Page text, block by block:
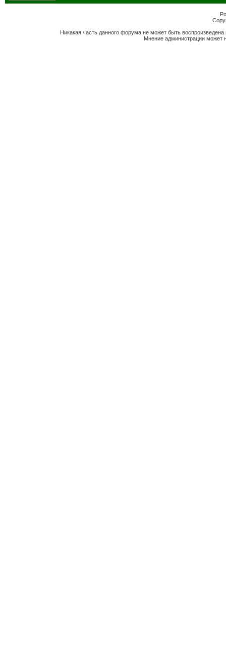
Никакая часть данного форума не может быть
Мнение администрации может